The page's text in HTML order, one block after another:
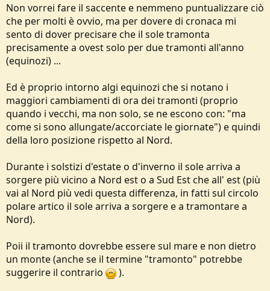
Non vorrei fare il saccente e nemmeno puntualizzare ciò
che per molti è ovvio, ma per dovere di cronaca mi
sento di dover precisare che il sole tramonta
precisamente a ovest solo per due tramonti all'anno
(equinozi) ...
Ed è proprio intorno algi equinozi che si notano i
maggiori cambiamenti di ora dei tramonti (proprio
quando i vecchi, ma non solo, se ne escono con: "ma
come si sono allungate/accorciate le giornate") e quindi
della loro posizione rispetto al Nord.
Durante i solstizi d'estate o d'inverno il sole arriva a
sorgere più vicino a Nord est o a Sud Est che all' est (più
vai al Nord più vedi questa differenza, in fatti sul circolo
polare artico il sole arriva a sorgere e a tramontare a
Nord).
Poii il tramonto dovrebbe essere sul mare e non dietro
un monte (anche se il termine "tramonto" potrebbe
suggerire il contrario
).